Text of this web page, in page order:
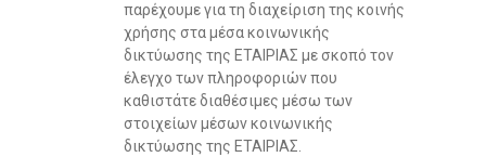
παρέχουμε για τη διαχείριση της κοινής
χρήσης στα μέσα κοινωνικής
δικτύωσης της ΕΤΑΙΡΙΑΣ με σκοπό τον
έλεγχο των πληροφοριών που
καθιστάτε διαθέσιμες μέσω των
στοιχείων μέσων κοινωνικής
δικτύωσης της ΕΤΑΙΡΙΑΣ.